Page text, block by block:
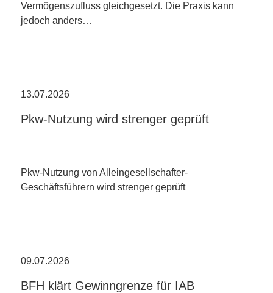
Vermögenszufluss gleichgesetzt. Die Praxis kann
jedoch anders…
13.07.2026
Pkw-Nutzung wird strenger geprüft
Pkw-Nutzung von Alleingesellschafter-
Geschäftsführern wird strenger geprüft
09.07.2026
BFH klärt Gewinngrenze für IAB